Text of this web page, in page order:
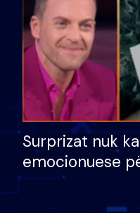
Surprizat nuk
emocionuese
nëna dhe
nuk i mban